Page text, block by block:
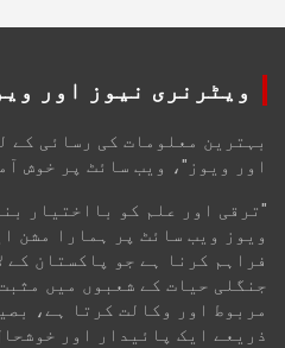
ویٹرنری نیوز اور
بہترین معلومات کی رسائی کے
اور ویوز"، ویب سائٹ پر خوش
"ترقی اور علم کو بااختیار
ویوز ویب سائٹ پر ہمارا مشن
فراہم کرنا ہے جو پاکستان کے
جنگلی حیات کے شعبوں میں
مربوط اور وکالت کرتا ہے،
ذریعے ایک پائیدار اور